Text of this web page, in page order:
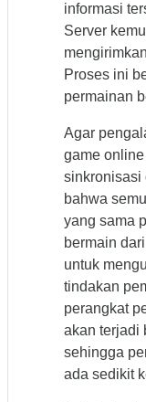
informasi
Server
Proses ini
permainan
Agar
game
sinkronisasi
bahwa
yang sama
bermain
untuk
tindakan
perangkat
akan terjadi
sehingga
ada sedikit